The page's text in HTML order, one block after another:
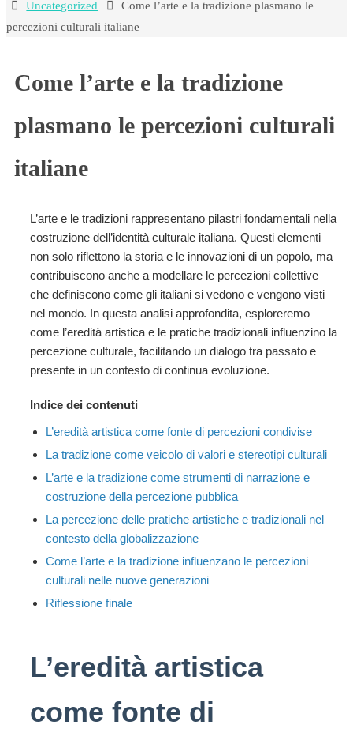
HomeUncategorized
Come l’arte e la tradizione plasmano le
percezioni culturali italiane
Come l’arte e la tradizione
plasmano le percezioni culturali
italiane
L’arte e le tradizioni rappresentano pilastri fondamentali nella
costruzione dell’identità culturale italiana. Questi elementi
non solo riflettono la storia e le innovazioni di un popolo, ma
contribuiscono anche a modellare le percezioni collettive
che definiscono come gli italiani si vedono e vengono visti
nel mondo. In questa analisi approfondita, esploreremo
come l’eredità artistica e le pratiche tradizionali influenzino la
percezione culturale, facilitando un dialogo tra passato e
presente in un contesto di continua evoluzione.
Indice dei contenuti
L’eredità artistica come fonte di percezioni condivise
La tradizione come veicolo di valori e stereotipi culturali
L’arte e la tradizione come strumenti di narrazione e
costruzione della percezione pubblica
La percezione delle pratiche artistiche e tradizionali nel
contesto della globalizzazione
Come l’arte e la tradizione influenzano le percezioni
culturali nelle nuove generazioni
Riflessione finale
L’eredità artistica
come fonte di